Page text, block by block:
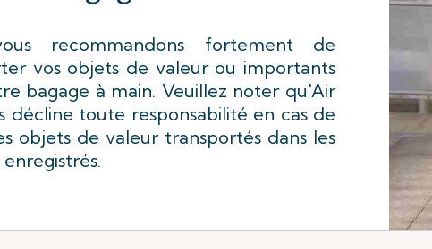
recommandons fortement de
vos objets de valeur ou importants
bagage à main. Veuillez noter qu'Air
décline toute responsabilité en cas de
objets de valeur transportés dans les
enregistrés.